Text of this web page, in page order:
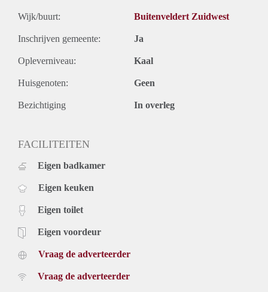
Wijk/buurt: Buitenveldert Zuidwest
Inschrijven gemeente: Ja
Opleverniveau: Kaal
Huisgenoten: Geen
Bezichtiging In overleg
FACILITEITEN
Eigen badkamer
Eigen keuken
Eigen toilet
Eigen voordeur
Vraag de adverteerder
Vraag de adverteerder